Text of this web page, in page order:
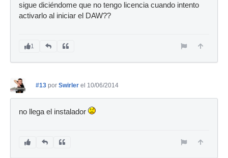
sigue diciéndome que no tengo licencia cuando intento
activarlo al iniciar el DAW??
1
#13 por Swirler el 10/06/2014
no llega el instalador